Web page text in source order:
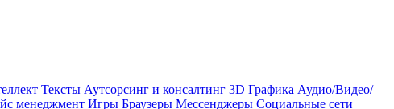
Тексты Аутсорсинг и консалтинг 3D Графика Аудио/Видео/
менеджмент Игры Браузеры Мессенджеры Социальные сети